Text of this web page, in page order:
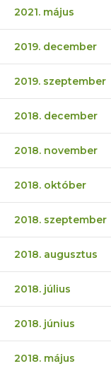
2021. május
2019. december
2019. szeptember
2018. december
2018. november
2018. október
2018. szeptember
2018. augusztus
2018. július
2018. június
2018. május